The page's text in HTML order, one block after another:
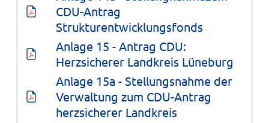
CDU-Antrag
Strukturentwicklungsfonds
Anlage 15 - Antrag CDU:
Herzsicherer Landkreis Lüneburg
Anlage 15a - Stellungsnahme der
Verwaltung zum CDU-Antrag
herzsicherer Landkreis